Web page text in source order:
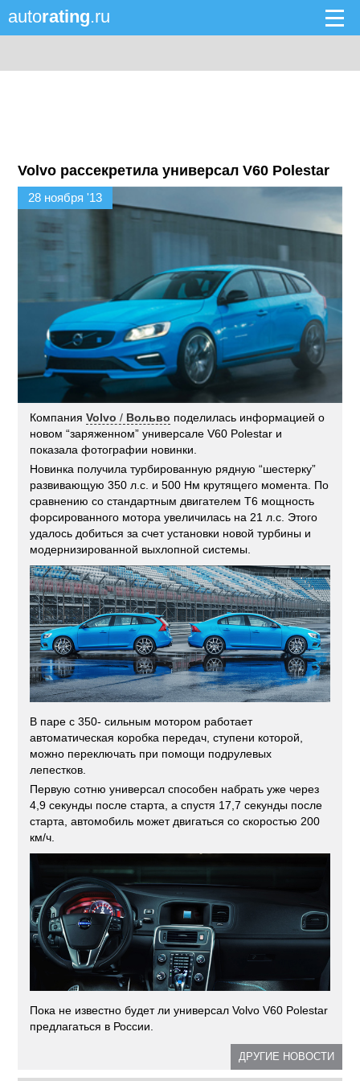
autorating.ru
Volvo рассекретила универсал V60 Polestar
28 ноября '13
КомпанияVolvo / Вольво поделилась информацией о
новом “заряженном” универсале V60 Polestar и
показала фотографии новинки.
Новинка получила турбированную рядную “шестерку”
развивающую 350 л.с. и 500 Нм крутящего момента. По
сравнению со стандартным двигателем T6 мощность
форсированного мотора увеличилась на 21 л.с. Этого
удалось добиться за счет установки новой турбины и
модернизированной выхлопной системы.
В паре с 350- сильным мотором работает
автоматическая коробка передач, ступени которой,
можно переключать при помощи подрулевых
лепестков.
Первую сотню универсал способен набрать уже через
4,9 секунды после старта, а спустя 17,7 секунды после
старта, автомобиль может двигаться со скоростью 200
км/ч.
Пока не известно будет ли универсал Volvo V60 Polestar
предлагаться в России.
ДРУГИЕ НОВОСТИ